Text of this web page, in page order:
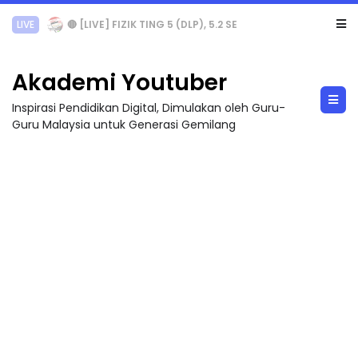
LIVE 🔴 [LIVE] PRINSIP PERAKAUNAN, PECUT SKOR SOALAN 1 TRIAL OLEH CIKGU WAN...
Akademi Youtuber
Inspirasi Pendidikan Digital, Dimulakan oleh Guru-
Guru Malaysia untuk Generasi Gemilang